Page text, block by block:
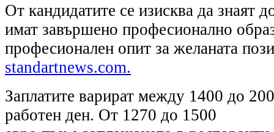
От кандидатите се изисква да знаят
имат завършено професионално
професионален опит за желаната
standartnews.com.
Заплатите варират между 1400 до
работен ден. От 1270 до 1500